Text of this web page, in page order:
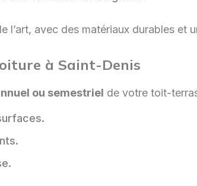
l’art, avec des matériaux durables et
à Saint-Denis
ou semestriel de votre toit-